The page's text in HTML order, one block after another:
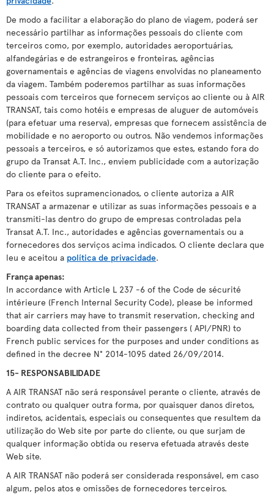
De modo a facilitar a elaboração do plano de viagem, poderá ser
necessário partilhar as informações pessoais do cliente com
terceiros como, por exemplo, autoridades aeroportuárias,
alfandegárias e de estrangeiros e fronteiras, agências
governamentais e agências de viagens envolvidas no planeamento
da viagem. Também poderemos partilhar as suas informações
pessoais com terceiros que fornecem serviços ao cliente ou à AIR
TRANSAT, tais como hotéis e empresas de aluguer de automóveis
(para efetuar uma reserva), empresas que fornecem assistência de
mobilidade e no aeroporto ou outros. Não vendemos informações
pessoais a terceiros, e só autorizamos que estes, estando fora do
grupo da Transat A.T. Inc., enviem publicidade com a autorização
do cliente para o efeito.
Para os efeitos supramencionados, o cliente autoriza a AIR
TRANSAT a armazenar e utilizar as suas informações pessoais e a
transmiti-las dentro do grupo de empresas controladas pela
Transat A.T. Inc., autoridades e agências governamentais ou a
fornecedores dos serviços acima indicados. O cliente declara que
leu e aceitou a política de privacidade.
França apenas:
In accordance with Article L 237 -6 of the Code de sécurité
intérieure (French Internal Security Code), please be informed
that air carriers may have to transmit reservation, checking and
boarding data collected from their passengers ( API/PNR) to
French public services for the purposes and under conditions as
defined in the decree N° 2014-1095 dated 26/09/2014.
15- RESPONSABILIDADE
A AIR TRANSAT não será responsável perante o cliente, através de
contrato ou qualquer outra forma, por quaisquer danos diretos,
indiretos, acidentais, especiais ou consequentes que resultem da
utilização do Web site por parte do cliente, ou que surjam de
qualquer informação obtida ou reserva efetuada através deste
Web site.
A AIR TRANSAT não poderá ser considerada responsável, em caso
algum, pelos atos e omissões de fornecedores terceiros.